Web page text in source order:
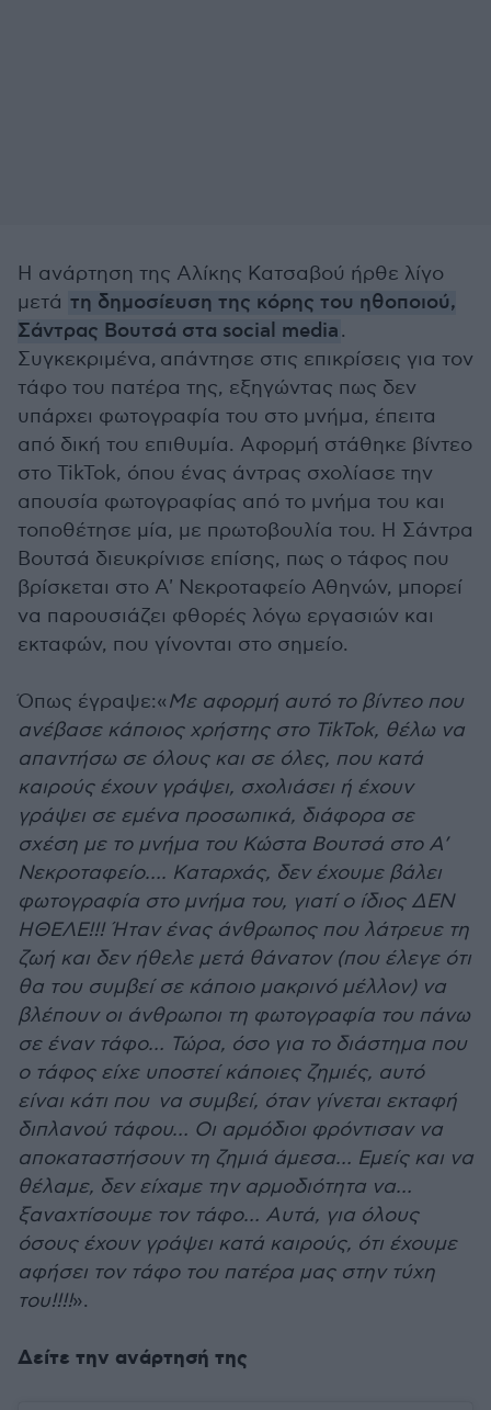
Η ανάρτηση της Αλίκης Κατσαβού ήρθε λίγο
μετά τη δημοσίευση της κόρης του ηθοποιού,
Σάντρας Βουτσά στα social media.
Συγκεκριμένα, απάντησε στις επικρίσεις για τον
τάφο του πατέρα της, εξηγώντας πως δεν
υπάρχει φωτογραφία του στο μνήμα, έπειτα
από δική του επιθυμία. Αφορμή στάθηκε βίντεο
στο TikTok, όπου ένας άντρας σχολίασε την
απουσία φωτογραφίας από το μνήμα του και
τοποθέτησε μία, με πρωτοβουλία του. Η Σάντρα
Βουτσά διευκρίνισε επίσης, πως ο τάφος που
βρίσκεται στο Α' Νεκροταφείο Αθηνών, μπορεί
να παρουσιάζει φθορές λόγω εργασιών και
εκταφών, που γίνονται στο σημείο.
Όπως έγραψε:«Με αφορμή αυτό το βίντεο που
ανέβασε κάποιος χρήστης στο TikTok, θέλω να
απαντήσω σε όλους και σε όλες, που κατά
καιρούς έχουν γράψει, σχολιάσει ή έχουν
γράψει σε εμένα προσωπικά, διάφορα σε
σχέση με το μνήμα του Κώστα Βουτσά στο Α’
Νεκροταφείο…. Καταρχάς, δεν έχουμε βάλει
φωτογραφία στο μνήμα του, γιατί ο ίδιος ΔΕΝ
ΗΘΕΛΕ!!! Ήταν ένας άνθρωπος που λάτρευε τη
ζωή και δεν ήθελε μετά θάνατον (που έλεγε ότι
θα του συμβεί σε κάποιο μακρινό μέλλον) να
βλέπουν οι άνθρωποι τη φωτογραφία του πάνω
σε έναν τάφο… Τώρα, όσο για το διάστημα που
ο τάφος είχε υποστεί κάποιες ζημιές, αυτό
είναι κάτι που να συμβεί, όταν γίνεται εκταφή
διπλανού τάφου… Οι αρμόδιοι φρόντισαν να
αποκαταστήσουν τη ζημιά άμεσα… Εμείς και να
θέλαμε, δεν είχαμε την αρμοδιότητα να…
ξαναχτίσουμε τον τάφο… Αυτά, για όλους
όσους έχουν γράψει κατά καιρούς, ότι έχουμε
αφήσει τον τάφο του πατέρα μας στην τύχη
του!!!!».
Δείτε την ανάρτησή της